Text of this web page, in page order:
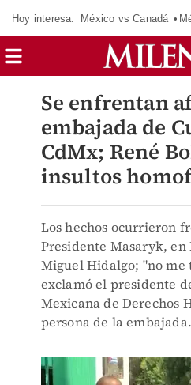
Hoy interesa: México vs Canadá
Se enfrentan
embajada de
CdMx; René
insultos
Los hechos ocurrieron
Presidente Masaryk,
Miguel Hidalgo; "no me
exclamó el presidente
Mexicana de Derechos
persona de la embajada.